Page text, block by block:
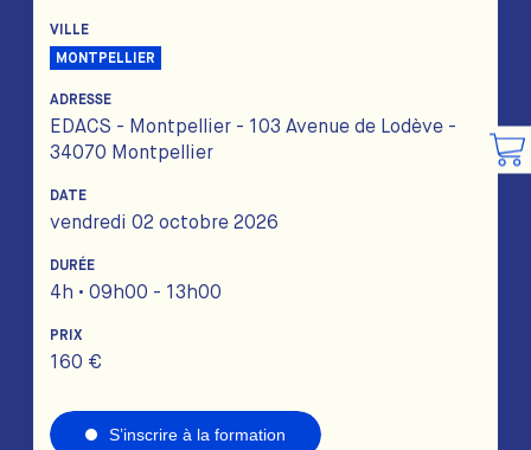
VILLE
MONTPELLIER
ADRESSE
EDACS - Montpellier - 103 Avenue de Lodève -
34070 Montpellier
DATE
vendredi 02 octobre 2026
DURÉE
4h • 09h00 - 13h00
PRIX
160 €
S’inscrire à la formation